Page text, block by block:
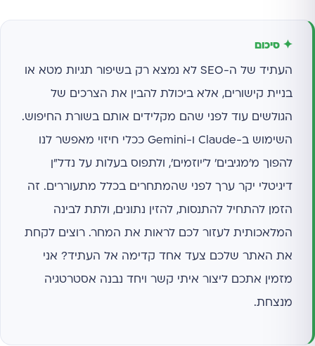
✦ סיכום
העתיד של ה-SEO לא נמצא רק בשיפור תגיות מטא או
בניית קישורים, אלא ביכולת להבין את הצרכים של
הגולשים עוד לפני שהם מקלידים אותם בשורת החיפוש.
השימוש ב-Claude ו-Gemini ככלי חיזוי מאפשר לנו
להפוך מ'מגיבים' ל'יוזמים', ולתפוס בעלות על נדל"ן
דיגיטלי יקר ערך לפני שהמתחרים בכלל מתעוררים. זה
הזמן להתחיל להתנסות, להזין נתונים, ולתת לבינה
המלאכותית לעזור לכם לראות את המחר. רוצים לקחת
את האתר שלכם צעד אחד קדימה אל העתיד? אני
מזמין אתכם ליצור איתי קשר ויחד נבנה אסטרטגיה
מנצחת.